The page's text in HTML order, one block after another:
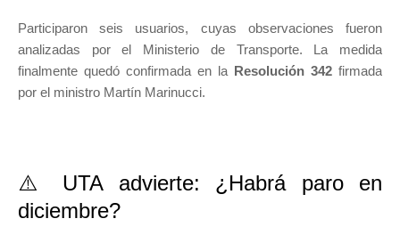
Participaron seis usuarios, cuyas observaciones fueron
analizadas por el Ministerio de Transporte. La medida
finalmente quedó confirmada en la Resolución 342 firmada
por el ministro Martín Marinucci.
⚠️ UTA advierte: ¿Habrá paro en
diciembre?